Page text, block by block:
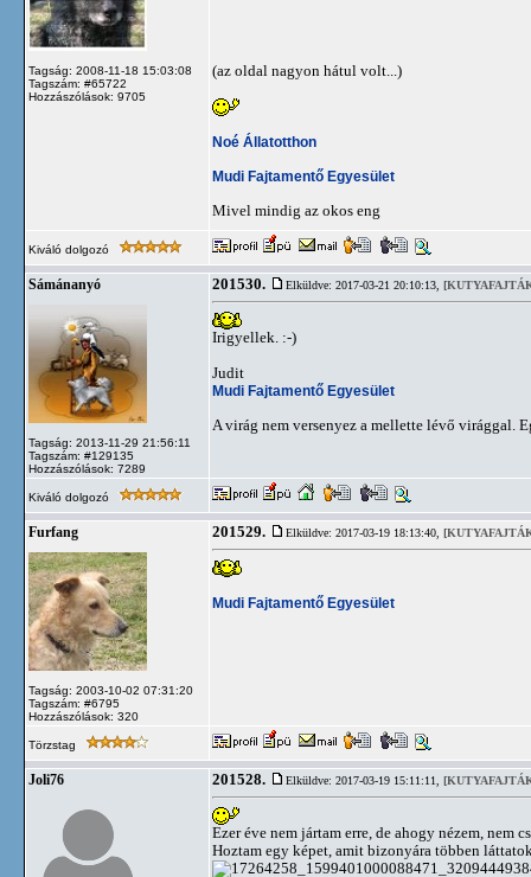
Tagság: 2008-11-18 15:03:08
Tagszám: #65722
Hozzászólások: 9705
(az oldal nagyon hátul volt...)
Noé Állatotthon
Mudi Fajtamentő Egyesület
Mivel mindig az okos eng
Kiváló dolgozó
Sámánanyó
Tagság: 2013-11-29 21:56:11
Tagszám: #129135
Hozzászólások: 7289
201530. Elküldve: 2017-03-21 20:10:13,
Irigyellek. :-)
Judit
Mudi Fajtamentő Egyesület
A virág nem versenyez a mellette lévő virággal.
Kiváló dolgozó
Furfang
Tagság: 2003-10-02 07:31:20
Tagszám: #6795
Hozzászólások: 320
201529. Elküldve: 2017-03-19 18:13:40,
Mudi Fajtamentő Egyesület
Törzstag
Joli76 201528. Elküldve: 2017-03-19 15:11:11,
Ezer éve nem jártam erre, de ahogy nézem, nem
Hoztam egy képet, amit bizonyára többen